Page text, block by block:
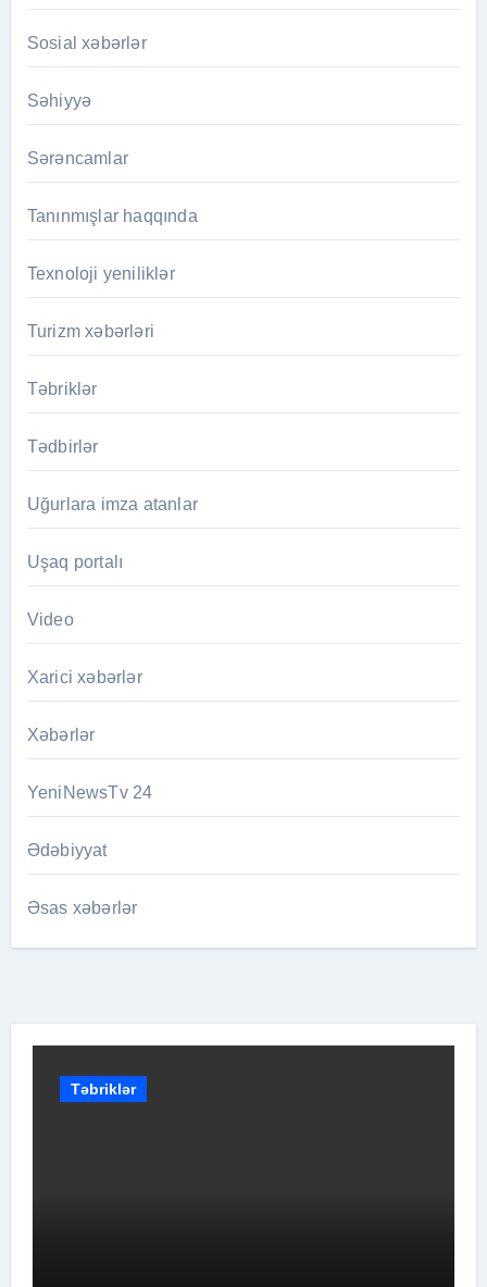
Sosial xəbərlər
Səhiyyə
Sərəncamlar
Tanınmışlar haqqında
Texnoloji yeniliklər
Turizm xəbərləri
Təbriklər
Tədbirlər
Uğurlara imza atanlar
Uşaq portalı
Video
Xarici xəbərlər
Xəbərlər
YeniNewsTv 24
Ədəbiyyat
Əsas xəbərlər
Təbriklər